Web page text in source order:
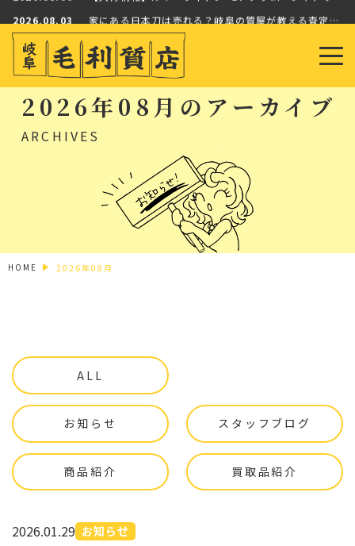
2026.08.03
家にある日本刀は売れる？岐阜の質屋が教える査定ポイントと価値の見分け方
2026.08.01
2026.08.06
【入荷情報】ルイ・ヴィトン モノグラム・シャドウのカードケースが入荷！メルカリShopsタイムセール…
2026.08.03
家にある日本刀は売れる？岐阜の質屋が教える査定ポイントと価値の見分け方
2026.08.01
【買取実績】オメガ スピードマスター “シルバー スヌーピー アワード” を高価買取いたしました【岐…
2026年08月のアーカイブ
ARCHIVES
HOME 2026年08月
ALL
お知らせ スタッフブログ
商品紹介 買取品紹介
2026.01.29 お知らせ